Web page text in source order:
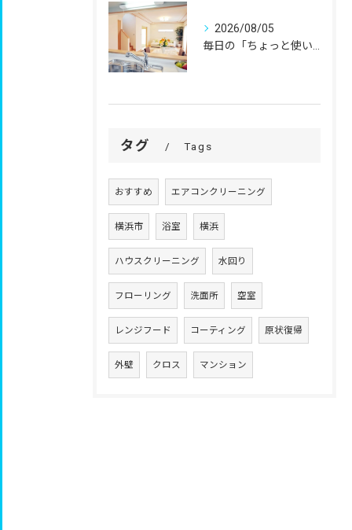
2026/08/05
タグ Tags
おすすめ エアコンクリーニング
横浜市 浴室 横浜
ハウスクリーニング 水回り
フローリング 洗面所 空室
レンジフード コーティング 原状復帰
外壁 クロス マンション